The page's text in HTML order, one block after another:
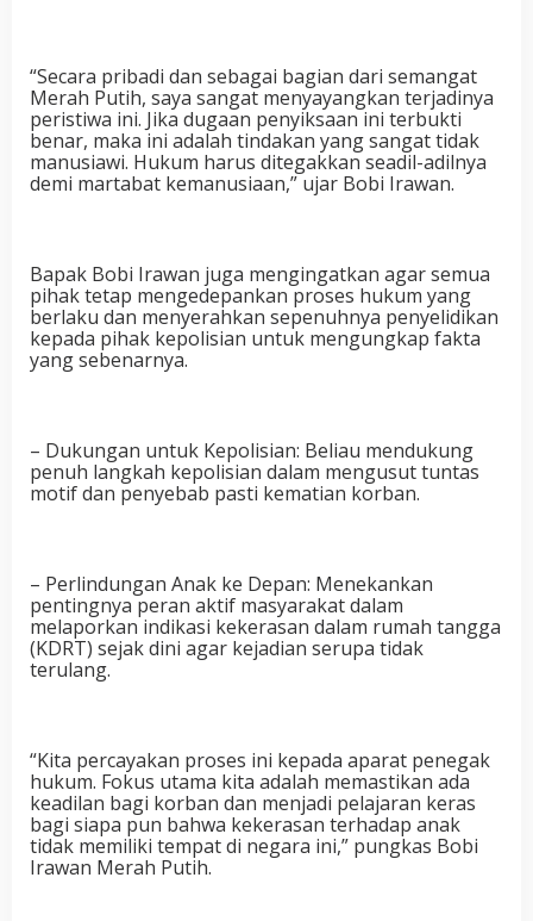
“Secara pribadi dan sebagai bagian dari semangat
Merah Putih, saya sangat menyayangkan terjadinya
peristiwa ini. Jika dugaan penyiksaan ini terbukti
benar, maka ini adalah tindakan yang sangat tidak
manusiawi. Hukum harus ditegakkan seadil-adilnya
demi martabat kemanusiaan,” ujar Bobi Irawan.
Bapak Bobi Irawan juga mengingatkan agar semua
pihak tetap mengedepankan proses hukum yang
berlaku dan menyerahkan sepenuhnya penyelidikan
kepada pihak kepolisian untuk mengungkap fakta
yang sebenarnya.
– Dukungan untuk Kepolisian: Beliau mendukung
penuh langkah kepolisian dalam mengusut tuntas
motif dan penyebab pasti kematian korban.
– Perlindungan Anak ke Depan: Menekankan
pentingnya peran aktif masyarakat dalam
melaporkan indikasi kekerasan dalam rumah tangga
(KDRT) sejak dini agar kejadian serupa tidak
terulang.
“Kita percayakan proses ini kepada aparat penegak
hukum. Fokus utama kita adalah memastikan ada
keadilan bagi korban dan menjadi pelajaran keras
bagi siapa pun bahwa kekerasan terhadap anak
tidak memiliki tempat di negara ini,” pungkas Bobi
Irawan Merah Putih.